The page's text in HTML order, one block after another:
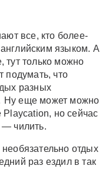
все, кто более-
языком. А
тут только можно
подумать, что
разных
Ну еще может можно
Playcation, но сейчас
— чилить.
отдых
раз ездил в так